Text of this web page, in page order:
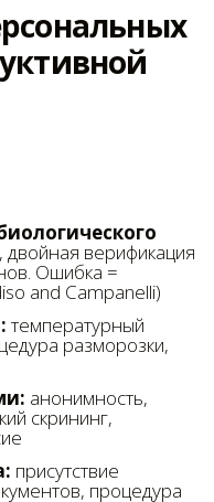
двойная верификация
Ошибка =
and Campanelli)
температурный
разморозки,
анонимность,
скрининг,
присутствие
процедура